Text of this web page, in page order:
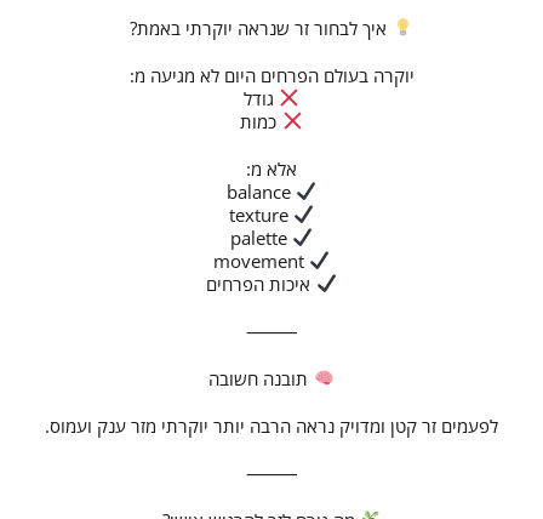
איך לבחור זר שנראה יוקרתי באמת?
יוקרה בעולם הפרחים היום לא מגיעה מ:
גודל
כמות
אלא מ:
balance
texture
palette
movement
איכות הפרחים
⸻
תובנה חשובה
לפעמים זר קטן ומדויק נראה הרבה יותר יוקרתי מזר ענק ועמוס.
⸻